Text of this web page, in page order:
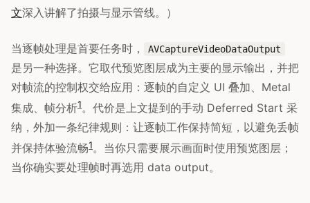
文深入讲解了拍摄与显示管线。）
当逐帧处理是首要任务时， AVCaptureVideoDataOutput
是另一种选择。它取代预览图层成为主要的显示输出，并把
对帧流的控制权交给应用：逐帧的自定义 UI 叠加、Metal
集成、帧分析1。代价是上文提到的手动 Deferred Start 采
纳，外加一条纪律规则：让逐帧工作保持简短，以避免丢帧
并保持体验流畅1。当你只需要展示画面时使用预览图层；
当你确实要处理帧时再选用 data output。